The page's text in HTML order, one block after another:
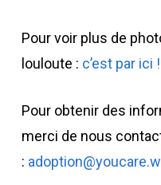
Pour voir plus de
louloute : c’est par ici !
Pour obtenir des
merci de nous
: